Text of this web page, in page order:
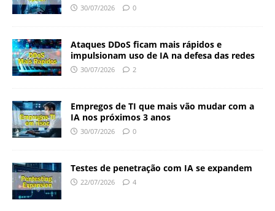
30/07/2026 0
Ataques DDoS ficam mais rápidos e
impulsionam uso de IA na defesa das redes
30/07/2026 2
Empregos de TI que mais vão mudar com a
IA nos próximos 3 anos
30/07/2026 0
Testes de penetração com IA se expandem
22/07/2026 4